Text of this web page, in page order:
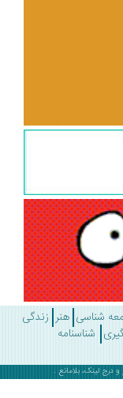
هنر زندگی
بلامانع .